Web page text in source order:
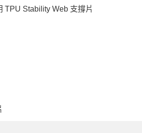
TPU Stability Web 支撐片